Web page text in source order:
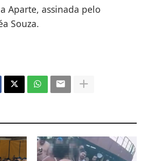
Aparte, assinada pelo
Souza.